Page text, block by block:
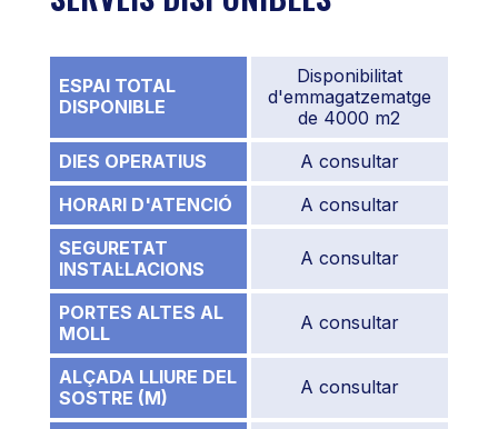
ESPAI TOTAL
DISPONIBLE
Disponibilitat
d'emmagatzematge
de 4000 m2
DIES OPERATIUS
A consultar
HORARI D'ATENCIÓ
A consultar
SEGURETAT
INSTAL·LACIONS
A consultar
PORTES ALTES AL
MOLL
A consultar
ALÇADA LLIURE DEL
SOSTRE (M)
A consultar